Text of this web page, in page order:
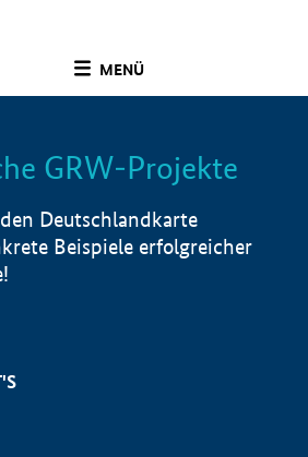
MENÜ
Info
GRW-Projekte
Deutschlandkarte
Beispiele erfolgreicher